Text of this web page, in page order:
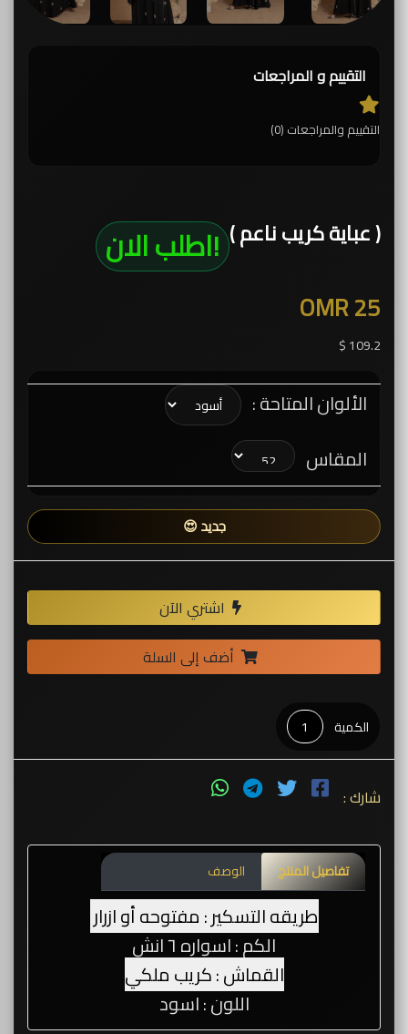
التقييم و المراجعات
التقييم والمراجعات (0)
( عباية كريب ناعم ) !اطلب الان
OMR 25
109.2 $
الألوان المتاحة :
المقاس
جديد 😍
اشتري الآن
أضف إلى السلة
الكمية
شارك :
تفاصيل المنتج الوصف
طريقه التسكير : مفتوحه أو ازرار
الكم : اسواره ٦ انش
القماش : كريب ملكي
اللون : اسود